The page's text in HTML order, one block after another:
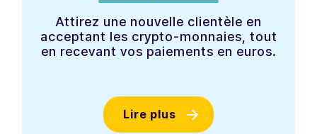
Attirez une nouvelle clientèle en
acceptant les crypto-monnaies, tout
en recevant vos paiements en euros.
Lire plus